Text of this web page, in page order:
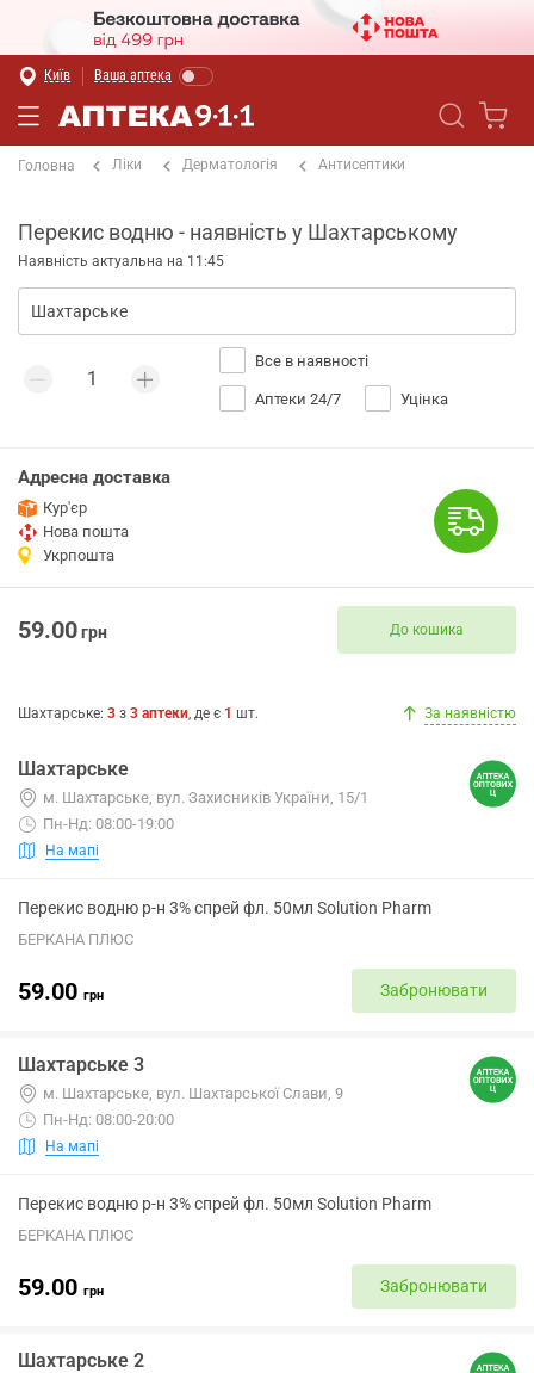
Київ Ваша аптека
Головна Ліки Дерматологія Антисептики
Перекис водню - наявність у Шахтарському
Наявність актуальна на 11:45
Все в наявності
Аптеки 24/7 Уцінка
Адресна доставка
Кур'єр
Нова пошта
Укрпошта
59.00грн До кошика
Шахтарське: 3 з 3 аптеки, де є 1 шт. За наявністю
Шахтарське
м. Шахтарське, вул. Захисників України, 15/1
Пн-Нд: 08:00-19:00
На мапі
Перекис водню р-н 3% спрей фл. 50мл Solution Pharm
БЕРКАНА ПЛЮС
59.00 грн Забронювати
Шахтарське 3
м. Шахтарське, вул. Шахтарської Слави, 9
Пн-Нд: 08:00-20:00
На мапі
Перекис водню р-н 3% спрей фл. 50мл Solution Pharm
БЕРКАНА ПЛЮС
59.00 грн Забронювати
Шахтарське 2